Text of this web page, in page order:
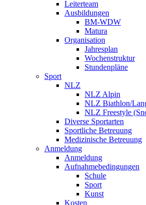
Leiterteam
Ausbildungen
BM-WDW
Matura
Organisation
Jahresplan
Wochenstruktur
Stundenpläne
Sport
NLZ
NLZ Alpin
NLZ Biathlon/
NLZ Freestyle
Diverse Sportarten
Sportliche Betreuung
Medizinische Betreuung
Anmeldung
Anmeldung
Aufnahmebedingungen
Schule
Sport
Kunst
Kosten